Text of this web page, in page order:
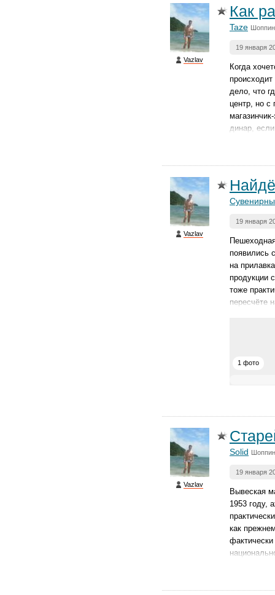
Vazlav
Как
Taze
19 января
Когда
дело, что
центр, но с
динар, если
Vazlav
19 января
появились
на
продукции
тоже
пересчёте
1 фото
Vazlav
Solid
19 января
Вывеская
1953 году,
как